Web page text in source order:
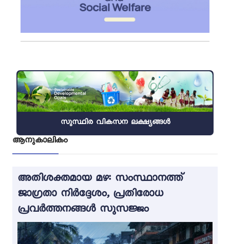
സുസ്ഥിര വികസന ലക്ഷ്യങ്ങൾ
ആനുകാലികം
അതിശക്തമായ മഴ: സംസ്ഥാനത്ത്
ജാഗ്രതാ നിർദ്ദേശം, പ്രതിരോധ
പ്രവർത്തനങ്ങൾ സുസജ്ജം